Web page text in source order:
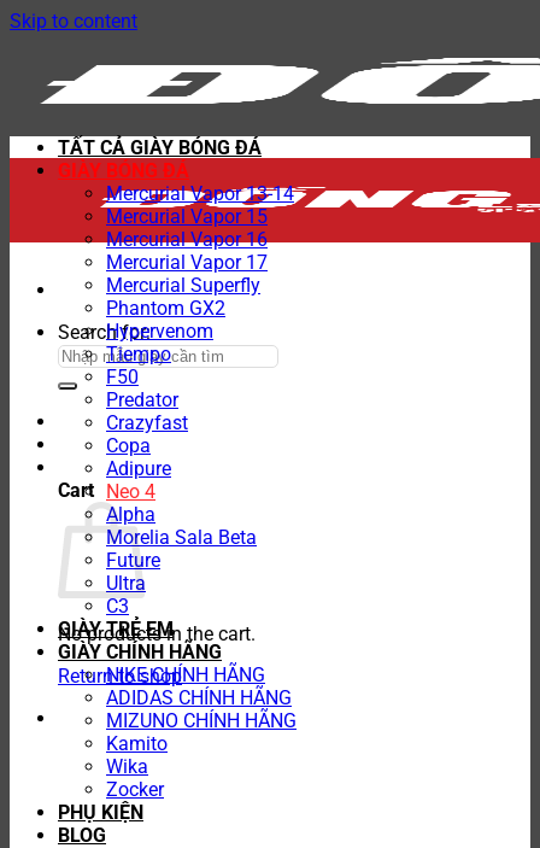
Skip to content
Search for:
Cart
No products in the cart.
Return to shop
TẤT CẢ GIÀY BÓNG ĐÁ
GIÀY BÓNG ĐÁ
Mercurial Vapor 13-14
Mercurial Vapor 15
Mercurial Vapor 16
Mercurial Vapor 17
Mercurial Superfly
Phantom GX2
Hypervenom
Tiempo
F50
Predator
Crazyfast
Copa
Adipure
Neo 4
Alpha
Morelia Sala Beta
Future
Ultra
C3
GIÀY TRẺ EM
GIÀY CHÍNH HÃNG
NIKE CHÍNH HÃNG
ADIDAS CHÍNH HÃNG
MIZUNO CHÍNH HÃNG
Kamito
Wika
Zocker
PHỤ KIỆN
BLOG